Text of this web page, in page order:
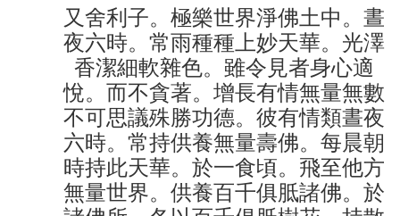
又舍利子。極樂世界淨佛土中。晝
夜六時。常雨種種上妙天華。光澤
香潔細軟雜色。雖令見者身心適
悅。而不貪著。增長有情無量無數
不可思議殊勝功德。彼有情類晝夜
六時。常持供養無量壽佛。每晨朝
時持此天華。於一食頃。飛至他方
無量世界。供養百千俱胝諸佛。於